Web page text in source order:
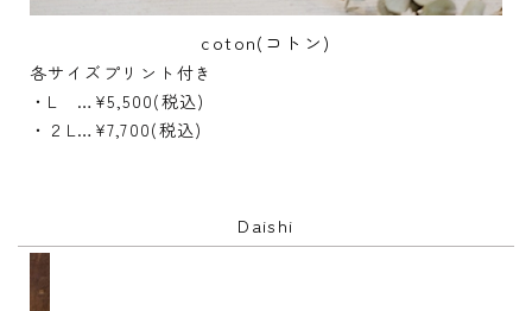
coton(コトン)
各サイズプリント付き
・L …¥5,500(税込)
・２L…¥7,700(税込)
Daishi